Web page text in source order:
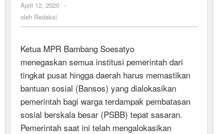
dan
Diselewengkan
April 12, 2020 oleh
-
oleh Redaksi
Ketua MPR Bambang Soesatyo
menegaskan semua institusi pemerintah dari
tingkat pusat hingga daerah harus memastikan
bantuan sosial (Bansos) yang dialokasikan
pemerintah bagi warga terdampak pembatasan
sosial berskala besar (PSBB) tepat sasaran.
Pemerintah saat ini telah mengalokasikan